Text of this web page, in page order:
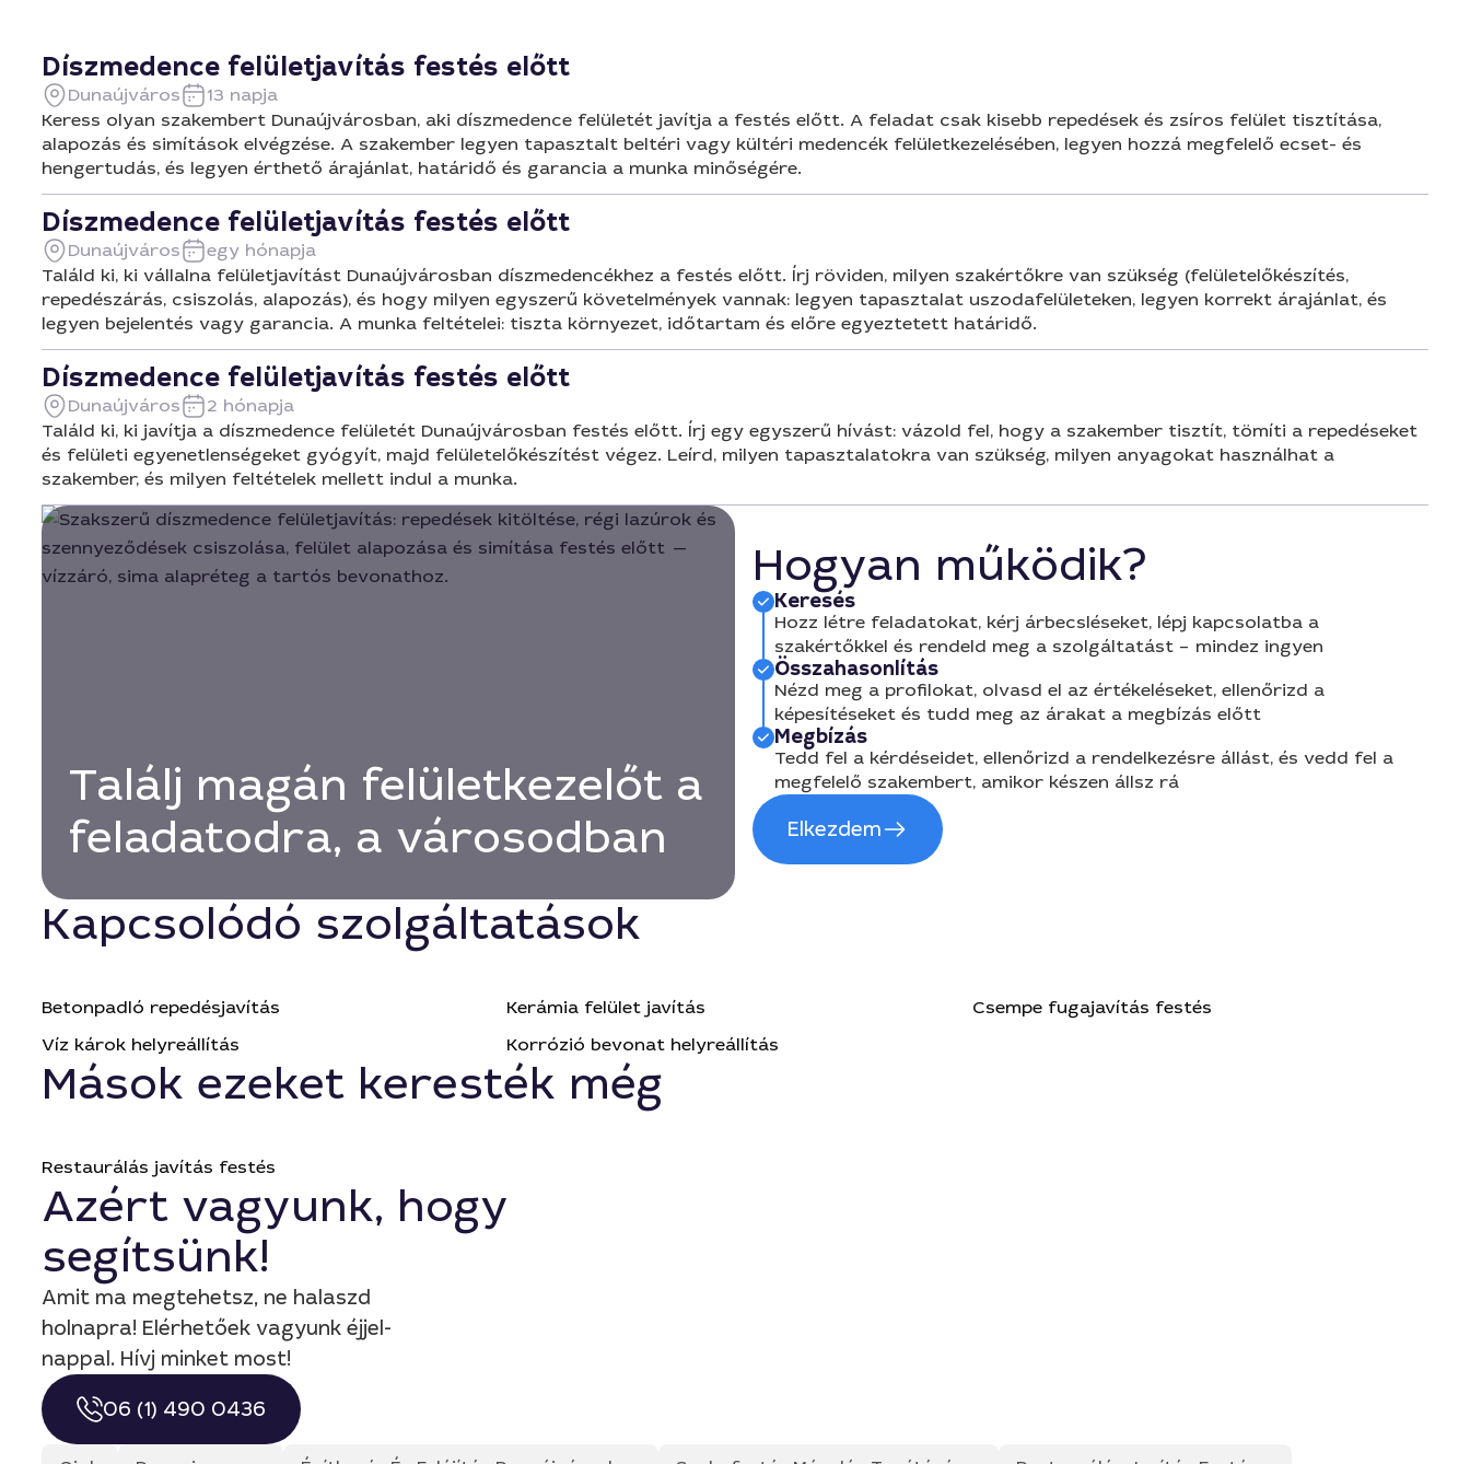
Díszmedence felületjavítás festés előtt
Dunaújváros
13 napja
Keress olyan szakembert Dunaújvárosban, aki díszmedence felületét javítja a festés előtt. A feladat csak kisebb repedések és zsíros felület tisztítása,
alapozás és simítások elvégzése. A szakember legyen tapasztalt beltéri vagy kültéri medencék felületkezelésében, legyen hozzá megfelelő ecset- és
hengertudás, és legyen érthető árajánlat, határidő és garancia a munka minőségére.
Díszmedence felületjavítás festés előtt
Dunaújváros
egy hónapja
Találd ki, ki vállalna felületjavítást Dunaújvárosban díszmedencékhez a festés előtt. Írj röviden, milyen szakértőkre van szükség (felületelőkészítés,
repedészárás, csiszolás, alapozás), és hogy milyen egyszerű követelmények vannak: legyen tapasztalat uszodafelületeken, legyen korrekt árajánlat, és
legyen bejelentés vagy garancia. A munka feltételei: tiszta környezet, időtartam és előre egyeztetett határidő.
Díszmedence felületjavítás festés előtt
Dunaújváros
2 hónapja
Találd ki, ki javítja a díszmedence felületét Dunaújvárosban festés előtt. Írj egy egyszerű hívást: vázold fel, hogy a szakember tisztít, tömíti a repedéseket
és felületi egyenetlenségeket gyógyít, majd felületelőkészítést végez. Leírd, milyen tapasztalatokra van szükség, milyen anyagokat használhat a
szakember, és milyen feltételek mellett indul a munka.
Találj magán felületkezelőt a
feladatodra, a városodban
Hogyan működik?
Keresés
Hozz létre feladatokat, kérj árbecsléseket, lépj kapcsolatba a
szakértőkkel és rendeld meg a szolgáltatást – mindez ingyen
Összahasonlítás
Nézd meg a profilokat, olvasd el az értékeléseket, ellenőrizd a
képesítéseket és tudd meg az árakat a megbízás előtt
Megbízás
Tedd fel a kérdéseidet, ellenőrizd a rendelkezésre állást, és vedd fel a
megfelelő szakembert, amikor készen állsz rá
Elkezdem
Kapcsolódó szolgáltatások
Betonpadló repedésjavítás Kerámia felület javítás
Csempe fugajavítás festés
Víz károk helyreállítás
Korrózió bevonat helyreállítás
Mások ezeket keresték még
Restaurálás javítás festés
Azért vagyunk, hogy
segítsünk!
Amit ma megtehetsz, ne halaszd
holnapra! Elérhetőek vagyunk éjjel-
nappal. Hívj minket most!
06 (1) 490 0436